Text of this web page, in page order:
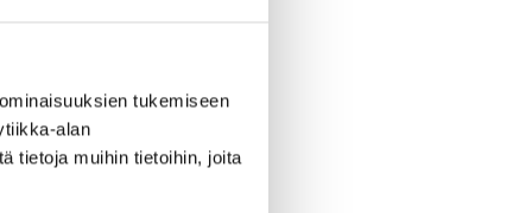
tukemiseen
alan
tietoja muihin tietoihin, joita